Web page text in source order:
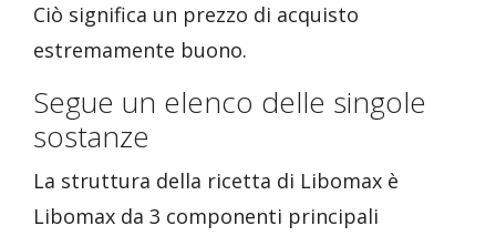
Ciò significa un prezzo di acquisto
estremamente buono.
Segue un elenco delle singole
sostanze
La struttura della ricetta di Libomax è
Libomax da 3 componenti principali